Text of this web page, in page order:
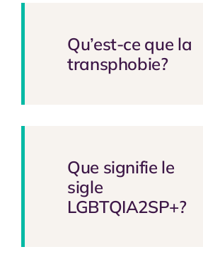
Qu’est-ce que la
transphobie?
Que signifie le
sigle
LGBTQIA2SP+?